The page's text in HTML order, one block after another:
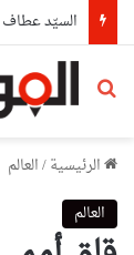
بحث عن
الرئيسية/العالم
العالم